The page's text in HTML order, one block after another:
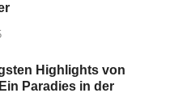
Highlights von
Paradies in der